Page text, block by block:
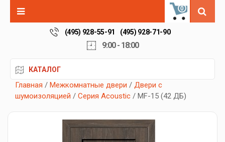
0
(495) 928-55-91 (495) 928-71-90
9:00 - 18:00
КАТАЛОГ
Главная / Межкомнатные двери / Двери с
шумоизоляцией / Серия Acoustic / MF-15 (42 ДБ)